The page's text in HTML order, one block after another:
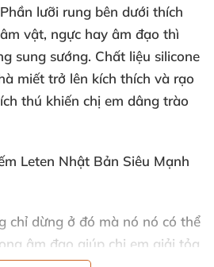
lưỡi rung bên dưới thích
vật, ngực hay âm đạo thì
sung sướng. Chất liệu silicone
miết trở lên kích thích và rạo
thú khiến chị em dâng trào
chỉ dừng ở đó mà nó nó có thể
âm đạo giúp chị em giải tỏa